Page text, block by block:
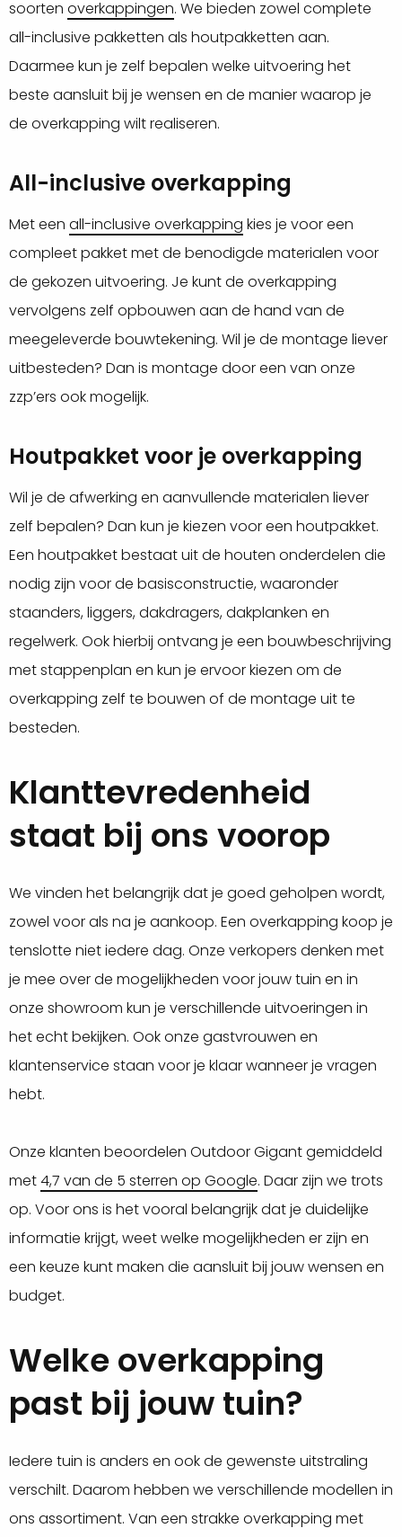
soorten overkappingen. We bieden zowel complete
all-inclusive pakketten als houtpakketten aan.
Daarmee kun je zelf bepalen welke uitvoering het
beste aansluit bij je wensen en de manier waarop je
de overkapping wilt realiseren.
All-inclusive overkapping
Met een all-inclusive overkapping kies je voor een
compleet pakket met de benodigde materialen voor
de gekozen uitvoering. Je kunt de overkapping
vervolgens zelf opbouwen aan de hand van de
meegeleverde bouwtekening. Wil je de montage liever
uitbesteden? Dan is montage door een van onze
zzp’ers ook mogelijk.
Houtpakket voor je overkapping
Wil je de afwerking en aanvullende materialen liever
zelf bepalen? Dan kun je kiezen voor een houtpakket.
Een houtpakket bestaat uit de houten onderdelen die
nodig zijn voor de basisconstructie, waaronder
staanders, liggers, dakdragers, dakplanken en
regelwerk. Ook hierbij ontvang je een bouwbeschrijving
met stappenplan en kun je ervoor kiezen om de
overkapping zelf te bouwen of de montage uit te
besteden.
Klanttevredenheid
staat bij ons voorop
We vinden het belangrijk dat je goed geholpen wordt,
zowel voor als na je aankoop. Een overkapping koop je
tenslotte niet iedere dag. Onze verkopers denken met
je mee over de mogelijkheden voor jouw tuin en in
onze showroom kun je verschillende uitvoeringen in
het echt bekijken. Ook onze gastvrouwen en
klantenservice staan voor je klaar wanneer je vragen
hebt.
Onze klanten beoordelen Outdoor Gigant gemiddeld
met4,7 van de 5 sterren op Google. Daar zijn we trots
op. Voor ons is het vooral belangrijk dat je duidelijke
informatie krijgt, weet welke mogelijkheden er zijn en
een keuze kunt maken die aansluit bij jouw wensen en
budget.
Welke overkapping
past bij jouw tuin?
Iedere tuin is anders en ook de gewenste uitstraling
verschilt. Daarom hebben we verschillende modellen in
ons assortiment. Van een strakke overkapping met